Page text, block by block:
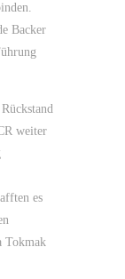
Backer
weiter
es
Tokmak